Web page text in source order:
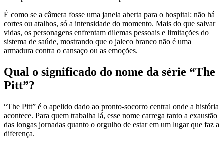
É como se a câmera fosse uma janela aberta para o hospital: não há
cortes ou atalhos, só a intensidade do momento. Mais do que salvar
vidas, os personagens enfrentam dilemas pessoais e limitações do
sistema de saúde, mostrando que o jaleco branco não é uma
armadura contra o cansaço ou as emoções.
Qual o significado do nome da série “The
Pitt”?
“The Pitt” é o apelido dado ao pronto-socorro central onde a história
acontece. Para quem trabalha lá, esse nome carrega tanto a exaustão
das longas jornadas quanto o orgulho de estar em um lugar que faz a
diferença.